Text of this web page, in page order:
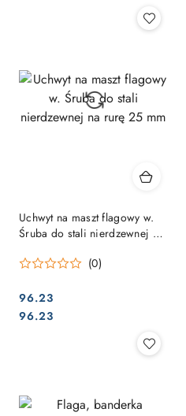
Uchwyt na maszt flagowy w.
Śruba do stali nierdzewnej na
(0)
Cena:
96.23
Cena:
96.23